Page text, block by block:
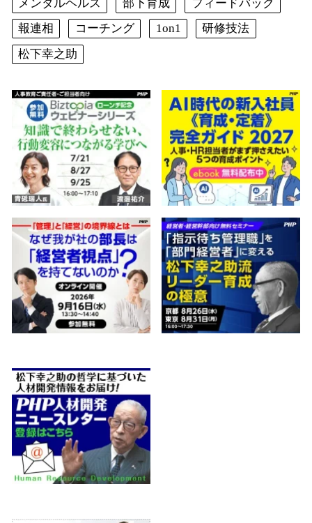
メンタルヘルス 部下育成
フィードバック
報連相
コーチング 1on1
研修技法
松下幸之助